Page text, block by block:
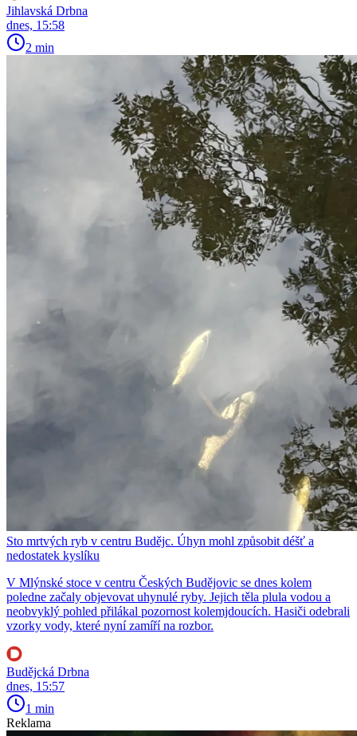
Jihlavská Drbna
dnes, 15:58
2 min
Sto mrtvých ryb v centru Budějc. Úhyn mohl způsobit déšť a
nedostatek kyslíku
V Mlýnské stoce v centru Českých Budějovic se dnes kolem
poledne začaly objevovat uhynulé ryby. Jejich těla plula vodou a
neobvyklý pohled přilákal pozornost kolemjdoucích. Hasiči odebrali
vzorky vody, které nyní zamíří na rozbor.
Budějcká Drbna
dnes, 15:57
1 min
Reklama